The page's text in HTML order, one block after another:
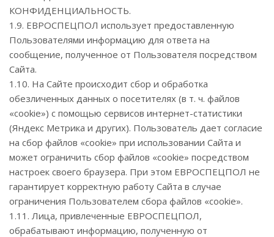
КОНФИДЕНЦИАЛЬНОСТЬ.
1.9. ЕВРОСПЕЦПОЛ использует предоставленную
Пользователями информацию для ответа на
сообщение, полученное от Пользователя посредством
Сайта.
1.10. На Сайте происходит сбор и обработка
обезличенных данных о посетителях (в т. ч. файлов
«cookie») с помощью сервисов интернет-статистики
(Яндекс Метрика и других). Пользователь дает согласие
на сбор файлов «cookie» при использовании Сайта и
может ограничить сбор файлов «cookie» посредством
настроек своего браузера. При этом ЕВРОСПЕЦПОЛ не
гарантирует корректную работу Сайта в случае
ограничения Пользователем сбора файлов «cookie».
1.11. Лица, привлеченные ЕВРОСПЕЦПОЛ,
обрабатывают информацию, полученную от